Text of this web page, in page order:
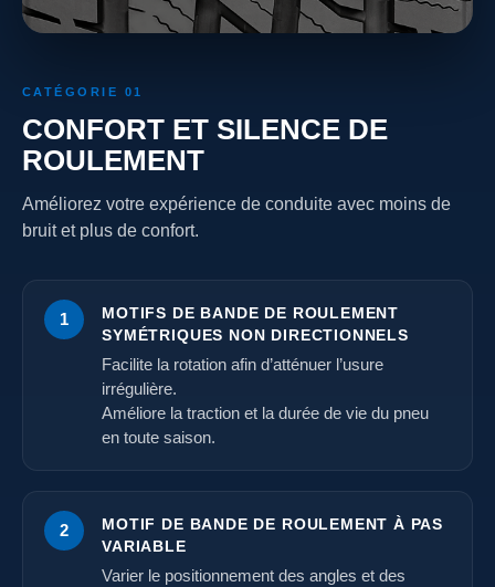
CATÉGORIE 01
CONFORT ET SILENCE DE
ROULEMENT
Améliorez votre expérience de conduite avec moins de
bruit et plus de confort.
1
MOTIFS DE BANDE DE ROULEMENT
SYMÉTRIQUES NON DIRECTIONNELS
Facilite la rotation afin d’atténuer l’usure
irrégulière.
Améliore la traction et la durée de vie du pneu
en toute saison.
2
MOTIF DE BANDE DE ROULEMENT À PAS
VARIABLE
Varier le positionnement des angles et des